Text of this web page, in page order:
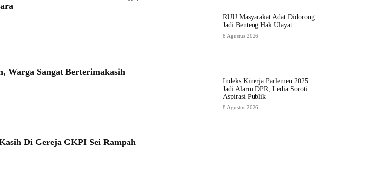
Warga Sangat Berterimakasih
Di Gereja GKPI Sei Rampah
RUU Masyarakat Adat Didorong
Jadi Benteng Hak Ulayat
8 Agustus 2026
Indeks Kinerja Parlemen 2025
Jadi Alarm DPR, Ledia Soroti
Aspirasi Publik
8 Agustus 2026